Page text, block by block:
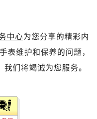
中心为您分享的精彩内
表维护和保养的问题，
们将竭诚为您服务。